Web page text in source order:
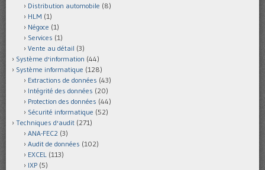
Distribution automobile (8)
HLM (1)
Négoce (1)
Services (1)
Vente au détail (3)
Système d'information (44)
Système informatique (128)
Extractions de données (43)
Intégrité des données (20)
Protection des données (44)
Sécurité informatique (52)
Techniques d'audit (271)
ANA-FEC2 (3)
Audit de données (102)
EXCEL (113)
IXP (5)